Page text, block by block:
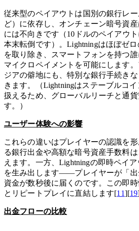
従来型のペイアウトは国別の銀行レ
ど）に依存し、オンチェーン暗号資
には不向きです（10ドルのペイアウ
本末転倒です）。Lightningはほぼゼ
を取り除き、スマートフォンを持つ
マイクロペイメントを可能にします
ジアの僻地にも、特別な銀行手続き
きます。（Lightningはステーブルコ
扱えるため、グローバルリーチと通
す。）
ユーザー体験への影響
これらの違いはプレイヤーの認識を
る銀行出金や高額な暗号資産手数料
えます。一方、Lightningの即時ペイ
を生み出します——プレイヤーが「出
資金が数秒後に届くのです。この即
とリピートプレイに直結します[11][19
出金フローの比較